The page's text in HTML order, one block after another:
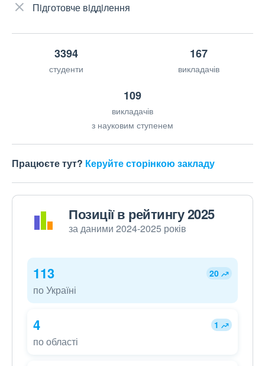
Пiдготовче вiддiлення
3394
студенти
167
викладачів
109
викладачів
з науковим ступенем
Працюєте тут? Керуйте сторінкою закладу
Позиції в рейтингу 2025
за даними 2024-2025 років
113 20
по Україні
4 1
по області